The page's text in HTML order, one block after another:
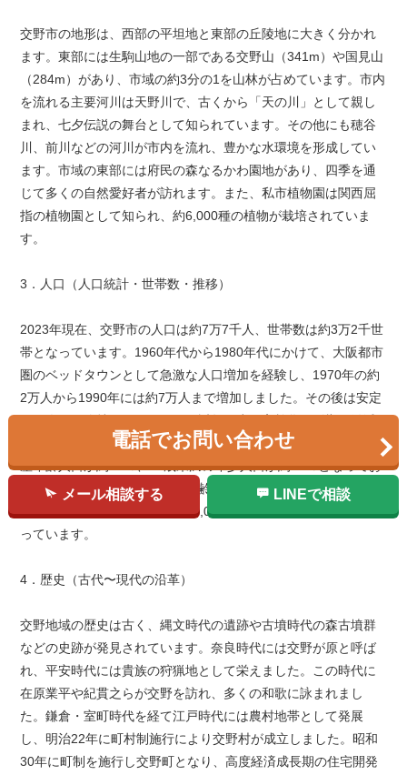
交野市の地形は、西部の平坦地と東部の丘陵地に大きく分かれ
ます。東部には生駒山地の一部である交野山（341m）や国見山
（284m）があり、市域の約3分の1を山林が占めています。市内
を流れる主要河川は天野川で、古くから「天の川」として親し
まれ、七夕伝説の舞台として知られています。その他にも穂谷
川、前川などの河川が市内を流れ、豊かな水環境を形成してい
ます。市域の東部には府民の森なるかわ園地があり、四季を通
じて多くの自然愛好者が訪れます。また、私市植物園は関西屈
指の植物園として知られ、約6,000種の植物が栽培されていま
す。
3．人口（人口統計・世帯数・推移）
2023年現在、交野市の人口は約7万7千人、世帯数は約3万2千世
帯となっています。1960年代から1980年代にかけて、大阪都市
圏のベッドタウンとして急激な人口増加を経験し、1970年の約
2万人から1990年には約7万人まで増加しました。その後は安定
した人口を維持していますが、近年は少子高齢化の影響で微減
傾向にあります。年齢構成は、65歳以上の高齢者が約30％、生
産年齢人口が約58％、15歳未満の年少人口が約12％となってお
り、全国平均と比較してやや高齢化が進んでいます。人口密度
は1平方キロメートル当たり約3,000人で、適度な居住環境を保
っています。
4．歴史（古代〜現代の沿革）
交野地域の歴史は古く、縄文時代の遺跡や古墳時代の森古墳群
などの史跡が発見されています。奈良時代には交野が原と呼ば
れ、平安時代には貴族の狩猟地として栄えました。この時代に
在原業平や紀貫之らが交野を訪れ、多くの和歌に詠まれまし
た。鎌倉・室町時代を経て江戸時代には農村地帯として発展
し、明治22年に町村制施行により交野村が成立しました。昭和
30年に町制を施行し交野町となり、高度経済成長期の住宅開発
電話でお問い合わせ
メール相談する LINEで相談